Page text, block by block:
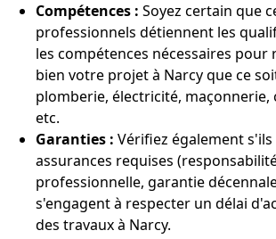
Compétences : Soyez certain que
professionnels détiennent les
les compétences nécessaires pour
bien votre projet à Narcy que ce
plomberie, électricité, maçonnerie,
etc.
Garanties : Vérifiez également
assurances requises
professionnelle, garantie
s'engagent à respecter un délai
des travaux à Narcy.